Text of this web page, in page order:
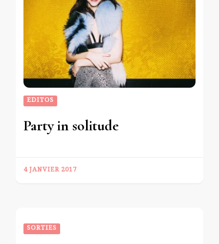
EDITOS
Party in solitude
4 JANVIER 2017
SORTIES